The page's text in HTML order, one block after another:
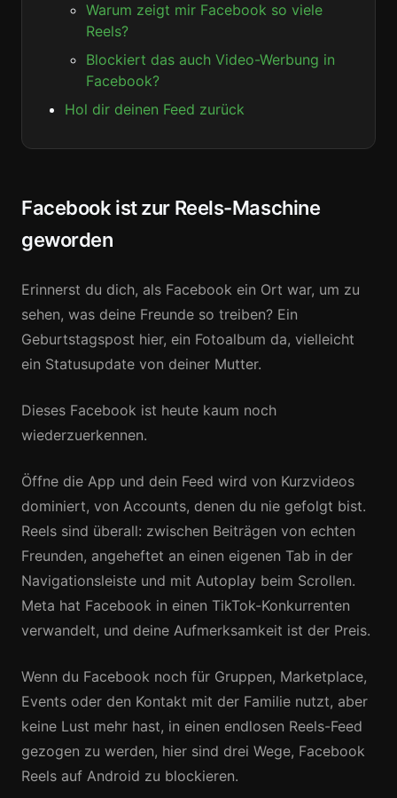
Warum zeigt mir Facebook so viele
Reels?
Blockiert das auch Video-Werbung in
Facebook?
Hol dir deinen Feed zurück
Facebook ist zur Reels-Maschine
geworden
Erinnerst du dich, als Facebook ein Ort war, um zu
sehen, was deine Freunde so treiben? Ein
Geburtstagspost hier, ein Fotoalbum da, vielleicht
ein Statusupdate von deiner Mutter.
Dieses Facebook ist heute kaum noch
wiederzuerkennen.
Öffne die App und dein Feed wird von Kurzvideos
dominiert, von Accounts, denen du nie gefolgt bist.
Reels sind überall: zwischen Beiträgen von echten
Freunden, angeheftet an einen eigenen Tab in der
Navigationsleiste und mit Autoplay beim Scrollen.
Meta hat Facebook in einen TikTok-Konkurrenten
verwandelt, und deine Aufmerksamkeit ist der Preis.
Wenn du Facebook noch für Gruppen, Marketplace,
Events oder den Kontakt mit der Familie nutzt, aber
keine Lust mehr hast, in einen endlosen Reels-Feed
gezogen zu werden, hier sind drei Wege, Facebook
Reels auf Android zu blockieren.